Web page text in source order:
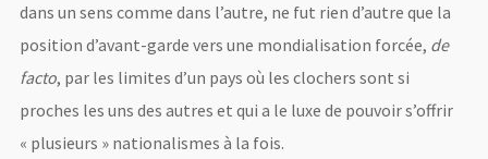
dans un sens comme dans l’autre, ne fut rien d’autre que la
position d’avant-garde vers une mondialisation forcée, de
facto, par les limites d’un pays où les clochers sont si
proches les uns des autres et qui a le luxe de pouvoir s’offrir
« plusieurs » nationalismes à la fois.